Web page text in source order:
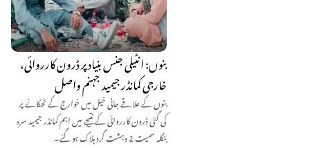
بنوں: انٹیلی جنس بنیاد پر ڈرون کارروائی،
خارجی کمانڈر جیمید جہنم واصل
بنوں کے علاقے جانی خیل میں خوارج کے ٹھکانے پر
کی گئی ڈرون کارروائی کے نتیجے میں اہم کمانڈر جیمید سرہ
بنگلہ سمیت 2 دہشت گرد ہلاک ہو گئے۔